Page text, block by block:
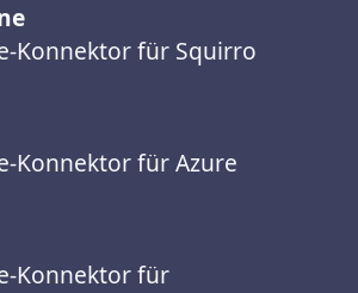
Konnektor für Squirro
Konnektor für Azure
Konnektor für